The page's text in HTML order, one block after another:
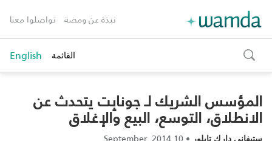
نبذة عن ومضة تواصلوا معنا
toggle
search
القائمة English
المؤسس الشريك لـ جونابِت يتحدث عن
الانطلاق، التوسع، البيع والإغلاق‎
ستيفاني دارك تايلور